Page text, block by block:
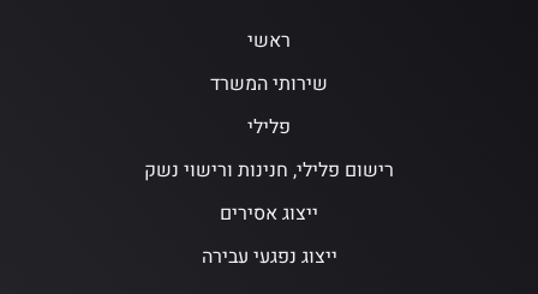
ראשי
שירותי המשרד
פלילי
רישום פלילי, חנינות ורישוי נשק
ייצוג אסירים
ייצוג נפגעי עבירה